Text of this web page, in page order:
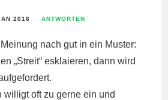
2016 ANTWORTEN
nach gut in ein Muster:
„Streit“ esklaieren, dann wird
willigt oft zu gerne ein und